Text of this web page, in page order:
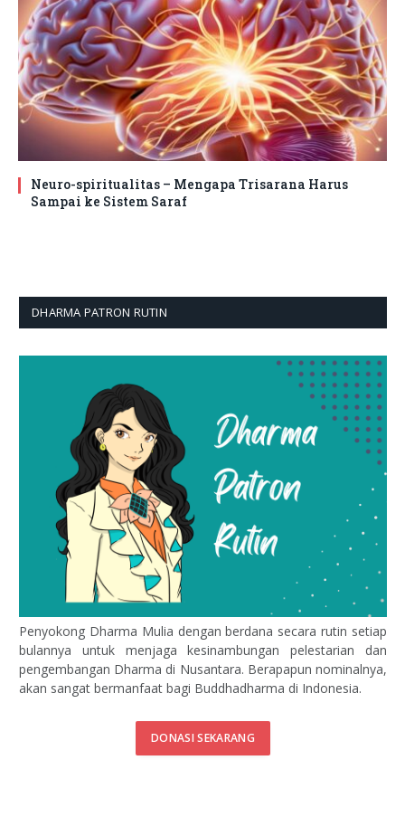
Neuro-spiritualitas – Mengapa Trisarana Harus
Sampai ke Sistem Saraf
DHARMA PATRON RUTIN
Penyokong Dharma Mulia dengan berdana secara rutin setiap
bulannya untuk menjaga kesinambungan pelestarian dan
pengembangan Dharma di Nusantara. Berapapun nominalnya,
akan sangat bermanfaat bagi Buddhadharma di Indonesia.
DONASI SEKARANG